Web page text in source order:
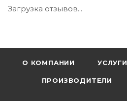
Загрузка отзывов...
О КОМПАНИИ УСЛУГИ
ПРОИЗВОДИТЕЛИ